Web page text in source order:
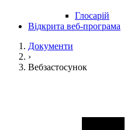
Глосарій
Відкрита веб-програма
Документи
›
Вебзастосунок